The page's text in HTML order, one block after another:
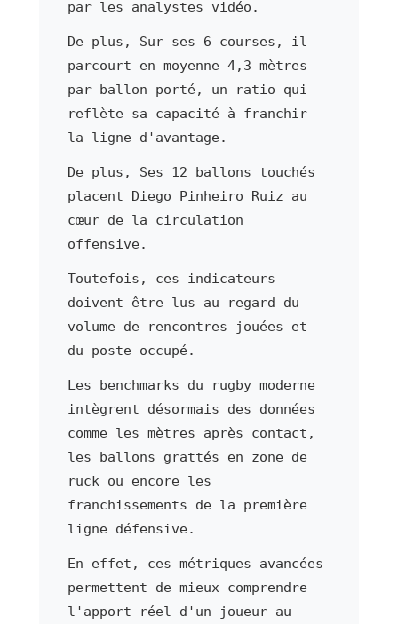
par les analystes vidéo.
De plus, Sur ses 6 courses, il
parcourt en moyenne 4,3 mètres
par ballon porté, un ratio qui
reflète sa capacité à franchir
la ligne d'avantage.
De plus, Ses 12 ballons touchés
placent Diego Pinheiro Ruiz au
cœur de la circulation
offensive.
Toutefois, ces indicateurs
doivent être lus au regard du
volume de rencontres jouées et
du poste occupé.
Les benchmarks du rugby moderne
intègrent désormais des données
comme les mètres après contact,
les ballons grattés en zone de
ruck ou encore les
franchissements de la première
ligne défensive.
En effet, ces métriques avancées
permettent de mieux comprendre
l'apport réel d'un joueur au-